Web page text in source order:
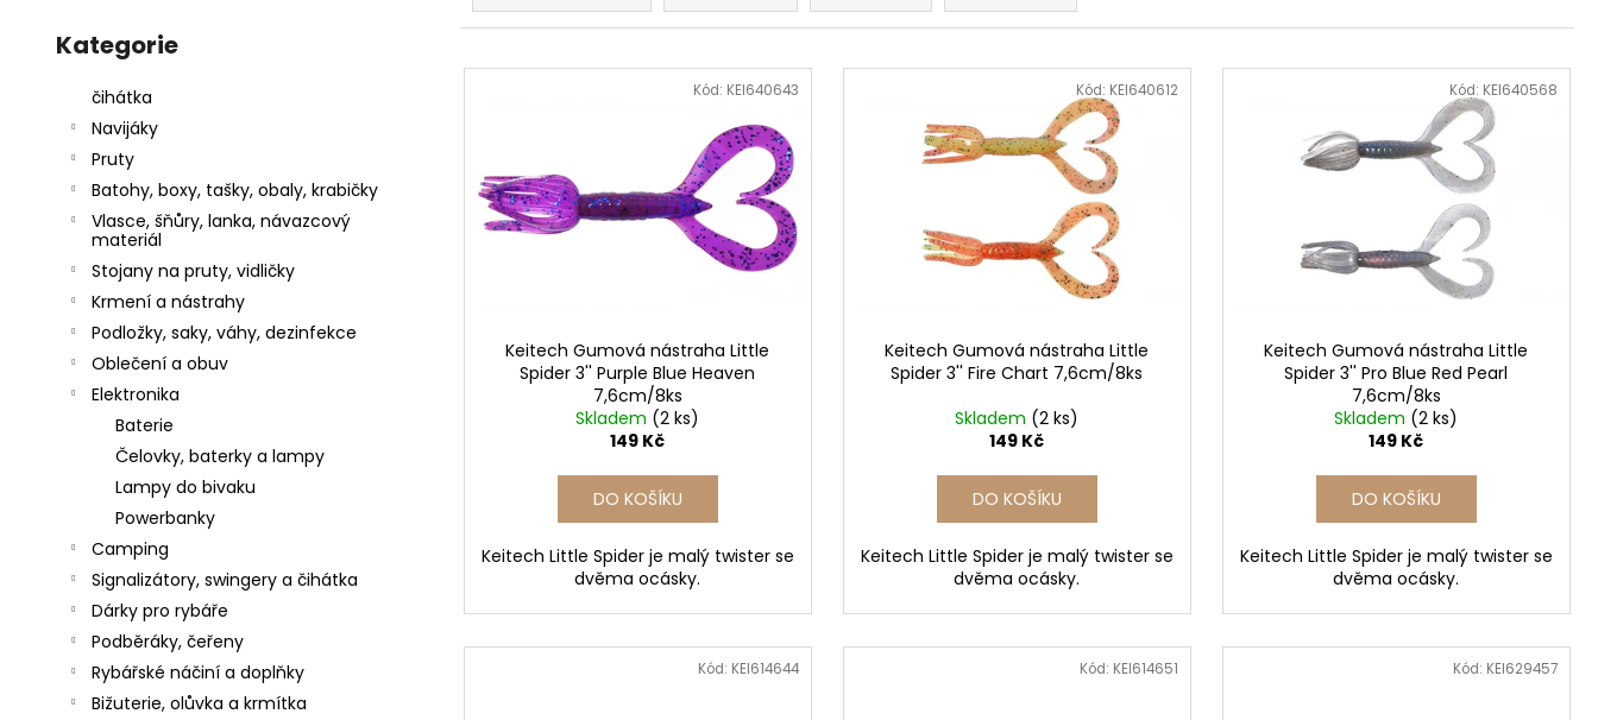
kategorie
Kategorie
čihátka
Navijáky
Pruty
Batohy, boxy, tašky, obaly, krabičky
Vlasce, šňůry, lanka, návazcový
materiál
Stojany na pruty, vidličky
Krmení a nástrahy
Podložky, saky, váhy, dezinfekce
Oblečení a obuv
Elektronika
Baterie
Čelovky, baterky a lampy
Lampy do bivaku
Powerbanky
Camping
Signalizátory, swingery a čihátka
Dárky pro rybáře
Podběráky, čeřeny
Rybářské náčiní a doplňky
Bižuterie, olůvka a krmítka
z
V
Keitech Gumová nástraha Little
Spider 3'' Purple Blue Heaven
7,6cm/8ks
Skladem (2 ks)
149 Kč
DO KOŠÍKU
Keitech Little Spider je malý twister se
dvěma ocásky.
Kód: KEI640643
Keitech Gumová nástraha Little
Spider 3'' Fire Chart 7,6cm/8ks
Skladem (2 ks)
149 Kč
DO KOŠÍKU
Keitech Little Spider je malý twister se
dvěma ocásky.
Kód: KEI640612
Keitech Gumová nástraha Little
Spider 3'' Pro Blue Red Pearl
7,6cm/8ks
Skladem (2 ks)
149 Kč
DO KOŠÍKU
Keitech Little Spider je malý twister se
dvěma ocásky.
Kód: KEI640568
Kód: KEI614644 Kód: KEI614651 Kód: KEI629457
HLEDAT